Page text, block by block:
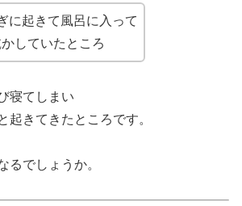
に起きて風呂に入って
していたところ
寝てしまい
起きてきたところです。
るでしょうか。